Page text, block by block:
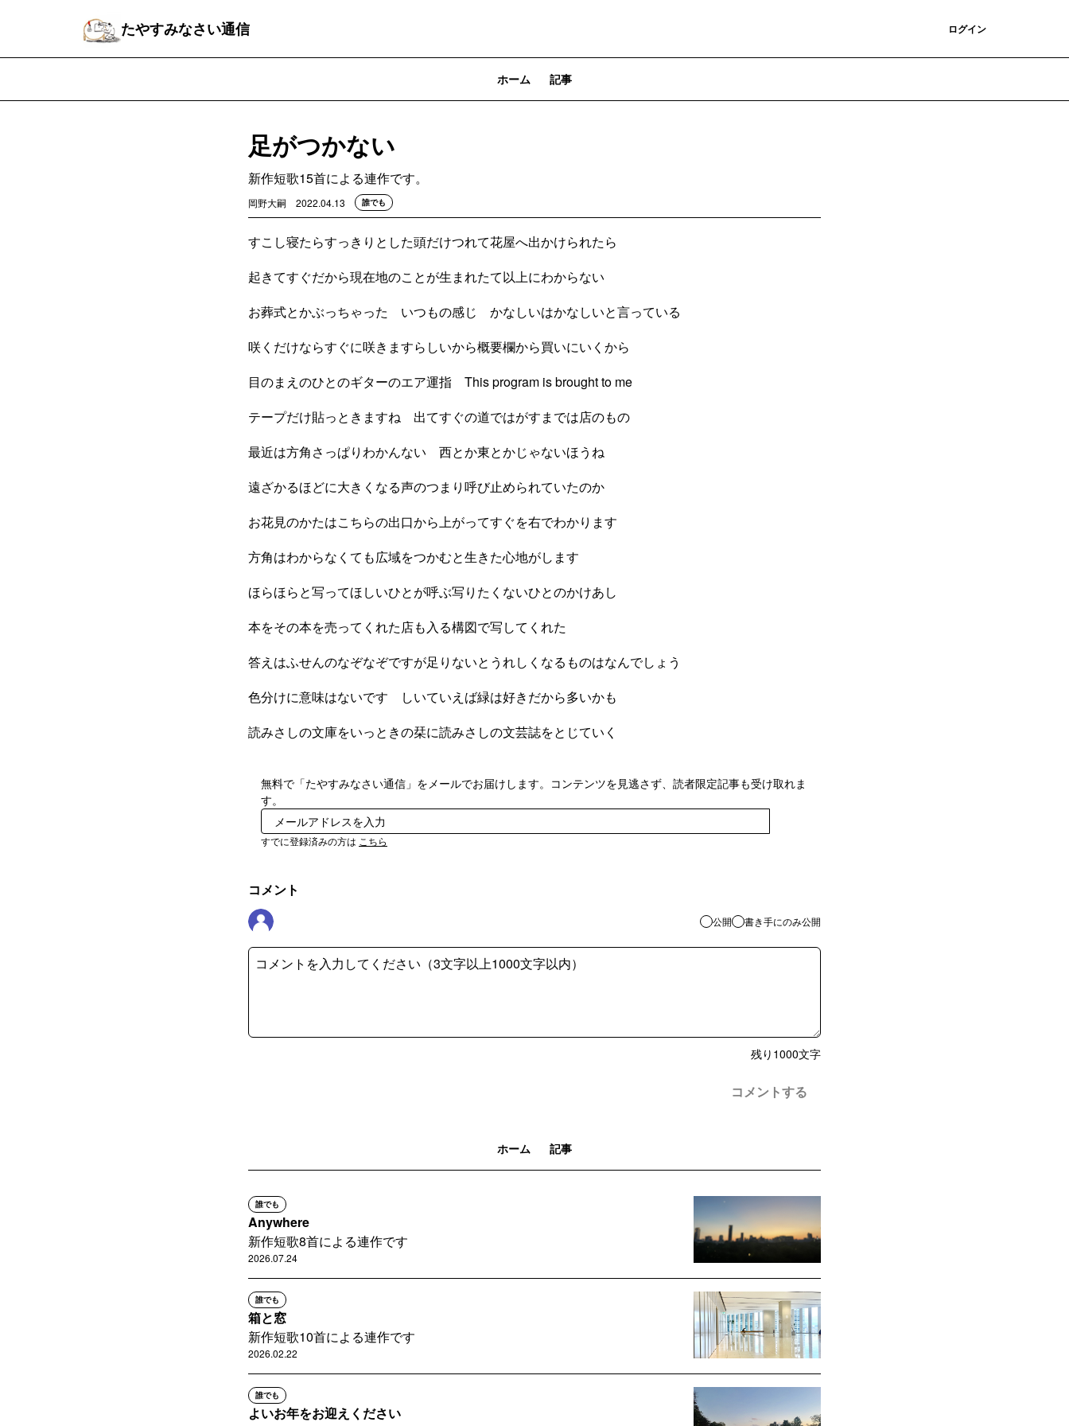
たやすみなさい通信 ログイン
ホーム 記事
足がつかない
新作短歌15首による連作です。
岡野大嗣 2022.04.13 誰でも
すこし寝たらすっきりとした頭だけつれて花屋へ出かけられたら
起きてすぐだから現在地のことが生まれたて以上にわからない
お葬式とかぶっちゃった いつもの感じ かなしいはかなしいと言っている
咲くだけならすぐに咲きますらしいから概要欄から買いにいくから
目のまえのひとのギターのエア運指 This program is brought to me
テープだけ貼っときますね 出てすぐの道ではがすまでは店のもの
最近は方角さっぱりわかんない 西とか東とかじゃないほうね
遠ざかるほどに大きくなる声のつまり呼び止められていたのか
お花見のかたはこちらの出口から上がってすぐを右でわかります
方角はわからなくても広域をつかむと生きた心地がします
ほらほらと写ってほしいひとが呼ぶ写りたくないひとのかけあし
本をその本を売ってくれた店も入る構図で写してくれた
答えはふせんのなぞなぞですが足りないとうれしくなるものはなんでしょう
色分けに意味はないです しいていえば緑は好きだから多いかも
読みさしの文庫をいっときの栞に読みさしの文芸誌をとじていく
無料で「たやすみなさい通信」をメールでお届けします。コンテンツを見逃さず、読者限定記事も受け取れま
す。
すでに登録済みの方は こちら
コメント
公開 書き手にのみ公開
残り 1000文字
コメントする
ホーム 記事
誰でも
Anywhere
新作短歌8首による連作です
2026.07.24
誰でも
箱と窓
新作短歌10首による連作です
2026.02.22
誰でも
よいお年をお迎えください